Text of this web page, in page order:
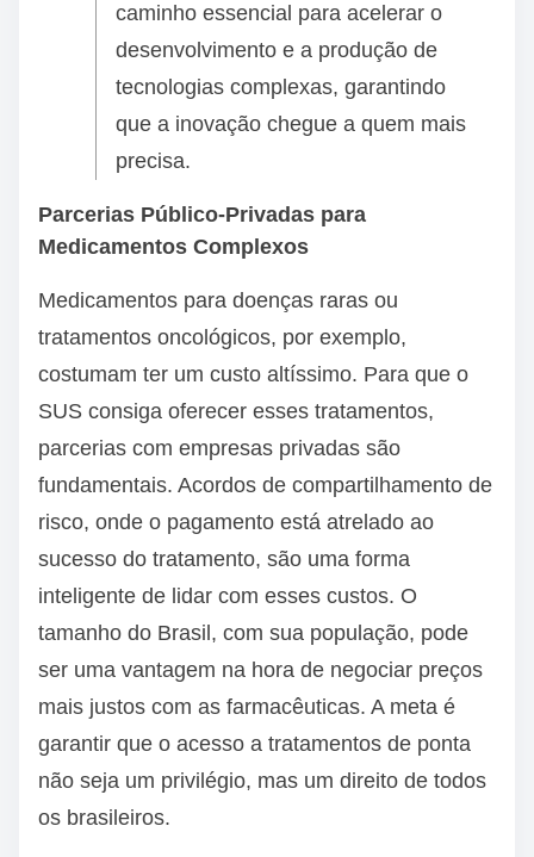
caminho essencial para acelerar o
desenvolvimento e a produção de
tecnologias complexas, garantindo
que a inovação chegue a quem mais
precisa.
Parcerias Público-Privadas para
Medicamentos Complexos
Medicamentos para doenças raras ou
tratamentos oncológicos, por exemplo,
costumam ter um custo altíssimo. Para que o
SUS consiga oferecer esses tratamentos,
parcerias com empresas privadas são
fundamentais. Acordos de compartilhamento de
risco, onde o pagamento está atrelado ao
sucesso do tratamento, são uma forma
inteligente de lidar com esses custos. O
tamanho do Brasil, com sua população, pode
ser uma vantagem na hora de negociar preços
mais justos com as farmacêuticas. A meta é
garantir que o acesso a tratamentos de ponta
não seja um privilégio, mas um direito de todos
os brasileiros.